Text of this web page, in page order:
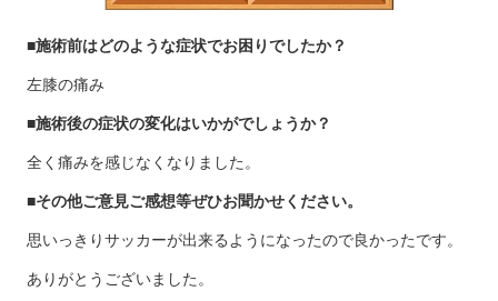
■施術前はどのような症状でお困りでしたか？
左膝の痛み
■施術後の症状の変化はいかがでしょうか？
全く痛みを感じなくなりました。
■その他ご意見ご感想等ぜひお聞かせください。
思いっきりサッカーが出来るようになったので良かったです。
ありがとうございました。